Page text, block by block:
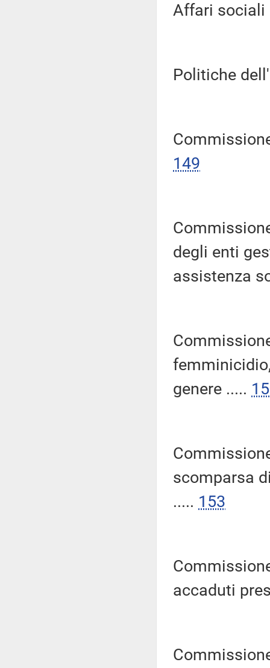
Affari sociali
Politiche
149
degli enti
assistenza
genere .....
scomparsa
..... 153
accaduti